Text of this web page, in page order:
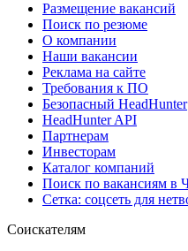
Размещение вакансий
Поиск по резюме
О компании
Наши вакансии
Реклама на сайте
Требования к ПО
Безопасный HeadHunter
HeadHunter API
Партнерам
Инвесторам
Каталог компаний
Поиск по вакансиям в
Сетка: соцсеть для
Соискателям